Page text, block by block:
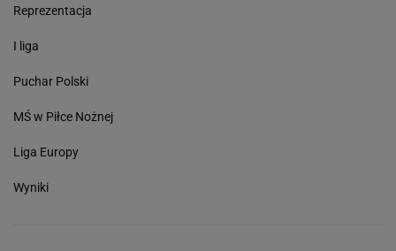
Reprezentacja
I liga
Puchar Polski
MŚ w Piłce Nożnej
Liga Europy
Wyniki